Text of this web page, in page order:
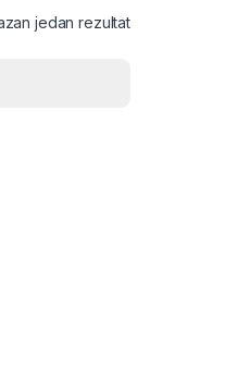
jedan rezultat